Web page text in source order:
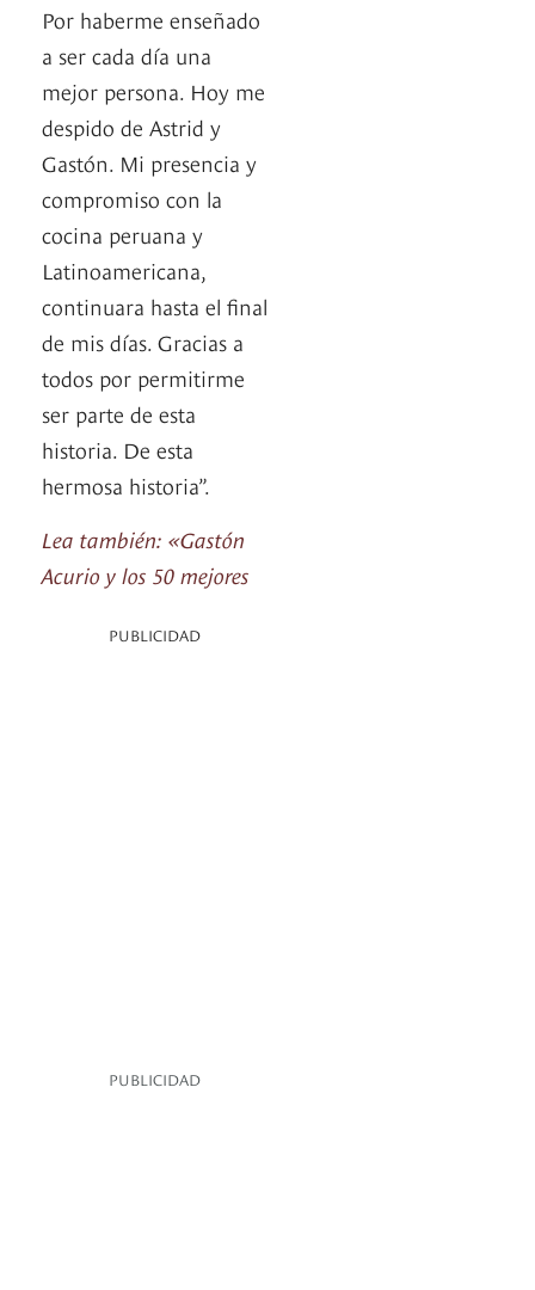
Por haberme enseñado
a ser cada día una
mejor persona. Hoy me
despido de Astrid y
Gastón. Mi presencia y
compromiso con la
cocina peruana y
Latinoamericana,
continuara hasta el final
de mis días. Gracias a
todos por permitirme
ser parte de esta
historia. De esta
hermosa historia”.
Lea también: «Gastón
Acurio y los 50 mejores
PUBLICIDAD
PUBLICIDAD